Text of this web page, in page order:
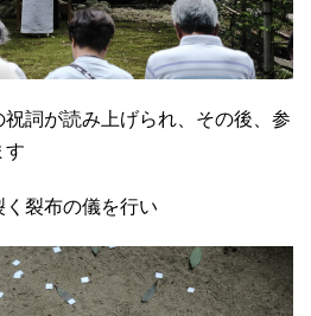
詞が読み上げられ、その後、参
す
裂布の儀を行い